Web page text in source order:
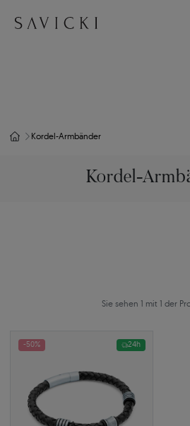
Kordel-Armbänder
Kordel-
Sie sehen 1 mit 1 der
-50% 24h